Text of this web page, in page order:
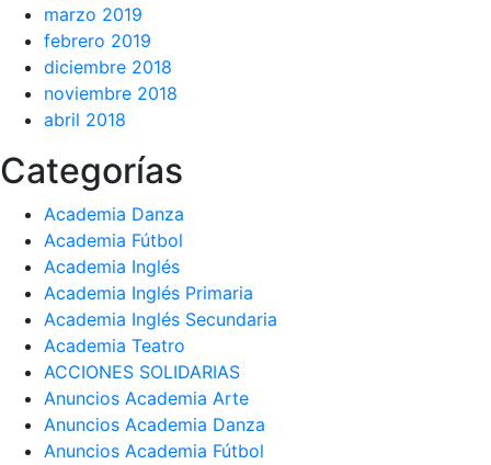
marzo 2019
febrero 2019
diciembre 2018
noviembre 2018
abril 2018
Categorías
Academia Danza
Academia Fútbol
Academia Inglés
Academia Inglés Primaria
Academia Inglés Secundaria
Academia Teatro
ACCIONES SOLIDARIAS
Anuncios Academia Arte
Anuncios Academia Danza
Anuncios Academia Fútbol